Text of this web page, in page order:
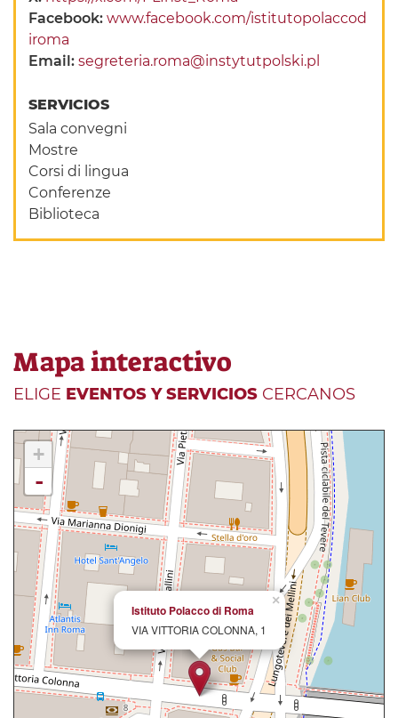
Facebook:www.facebook.com/istitutopolaccod
iroma
Email:segreteria.roma@instytutpolski.pl
SERVICIOS
Sala convegni
Mostre
Corsi di lingua
Conferenze
Biblioteca
Mapa interactivo
ELIGE EVENTOS Y SERVICIOS CERCANOS
×
Istituto Polacco di Roma
VIA VITTORIA COLONNA, 1
+
-